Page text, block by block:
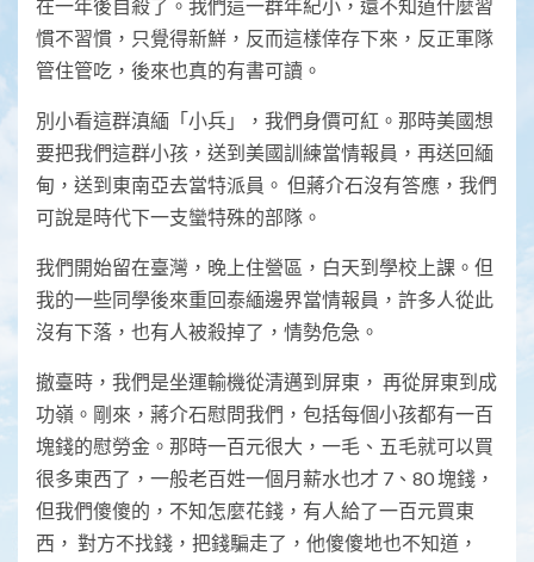
在一年後自殺了。我們這一群年紀小，還不知道什麼習
慣不習慣，只覺得新鮮，反而這樣倖存下來，反正軍隊
管住管吃，後來也真的有書可讀。
別小看這群滇緬「小兵」，我們身價可紅。那時美國想
要把我們這群小孩，送到美國訓練當情報員，再送回緬
甸，送到東南亞去當特派員。 但蔣介石沒有答應，我們
可說是時代下一支蠻特殊的部隊。
我們開始留在臺灣，晚上住營區，白天到學校上課。但
我的一些同學後來重回泰緬邊界當情報員，許多人從此
沒有下落，也有人被殺掉了，情勢危急。
撤臺時，我們是坐運輸機從清邁到屏東， 再從屏東到成
功嶺。剛來，蔣介石慰問我們，包括每個小孩都有一百
塊錢的慰勞金。那時一百元很大，一毛、五毛就可以買
很多東西了，一般老百姓一個月薪水也才 7、80 塊錢，
但我們傻傻的，不知怎麼花錢，有人給了一百元買東
西， 對方不找錢，把錢騙走了，他傻傻地也不知道，